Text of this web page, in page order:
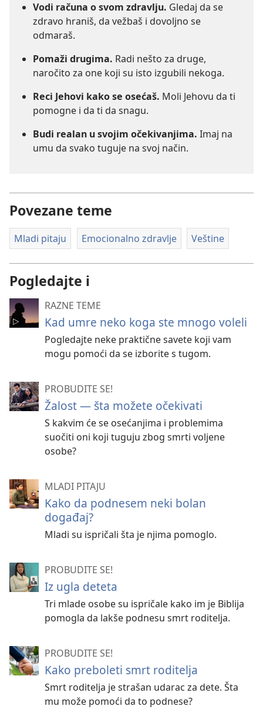
Vodi računa o svom zdravlju. Gledaj da se
zdravo hraniš, da vežbaš i dovoljno se
odmaraš.
Pomaži drugima. Radi nešto za druge,
naročito za one koji su isto izgubili nekoga.
Reci Jehovi kako se osećaš. Moli Jehovu da ti
pomogne i da ti da snagu.
Budi realan u svojim očekivanjima. Imaj na
umu da svako tuguje na svoj način.
Povezane teme
Mladi pitaju Emocionalno zdravlje Veštine
Pogledajte i
RAZNE TEME
Kad umre neko koga ste mnogo voleli
Pogledajte neke praktične savete koji vam
mogu pomoći da se izborite s tugom.
PROBUDITE SE!
Žalost — šta možete očekivati
S kakvim će se osećanjima i problemima
suočiti oni koji tuguju zbog smrti voljene
osobe?
MLADI PITAJU
Kako da podnesem neki bolan
događaj?
Mladi su ispričali šta je njima pomoglo.
PROBUDITE SE!
Iz ugla deteta
Tri mlade osobe su ispričale kako im je Biblija
pomogla da lakše podnesu smrt roditelja.
PROBUDITE SE!
Kako preboleti smrt roditelja
Smrt roditelja je strašan udarac za dete. Šta
mu može pomoći da to podnese?